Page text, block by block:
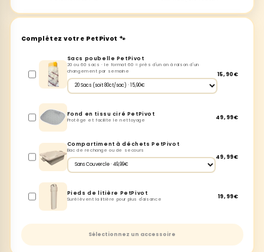
Complétez votre PetPivot 🐾
Sacs poubelle PetPivot
20 ou 60 sacs · le format 60 = près d'un an à raison d'un
changement par semaine
15,90€
Fond en tissu ciré PetPivot
Protège et facilite le nettoyage 49,99€
Compartiment à déchets PetPivot
Bac de rechange ou de secours
49,99€
Pieds de litière PetPivot
Surélèvent la litière pour plus d'aisance 19,99€
Sélectionnez un accessoire